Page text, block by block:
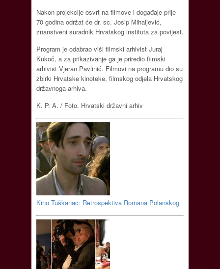
Nakon projekcije osvrt na filmove i događaje prije
70 godina održat će dr. sc. Josip Mihaljević,
znanstveni suradnik Hrvatskog instituta za povijest.
Program je odabrao viši filmski arhivist Juraj
Kukoč, a za prikazivanje ga je priredio filmski
arhivist Vjeran Pavlinić. Filmovi na programu dio su
zbirki Hrvatske kinoteke, filmskog odjela Hrvatskog
državnoga arhiva.
K. P. A. / Foto. Hrvatski državni arhiv
Kino Tuškanac: Retrospektiva Romana Polanskog